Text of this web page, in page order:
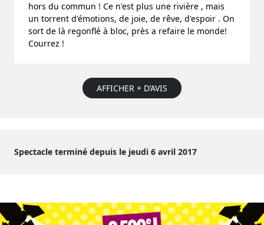
hors du commun ! Ce n'est plus une rivière , mais
un torrent d'émotions, de joie, de rêve, d'espoir . On
sort de là regonflé à bloc, près a refaire le monde!
Courrez !
AFFICHER + D’AVIS
Spectacle terminé depuis le jeudi 6 avril 2017